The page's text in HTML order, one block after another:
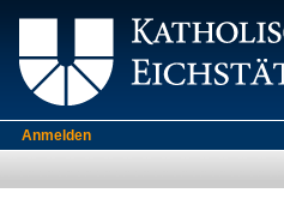
Anmelden